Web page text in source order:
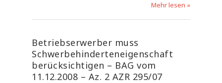
Mehr lesen »
Betriebserwerber muss
Schwerbehinderteneigenschaft
berücksichtigen – BAG vom
11.12.2008 – Az. 2 AZR 295/07